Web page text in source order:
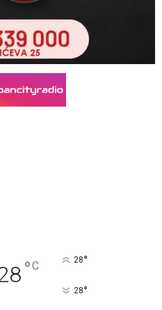
°C 28°
28°